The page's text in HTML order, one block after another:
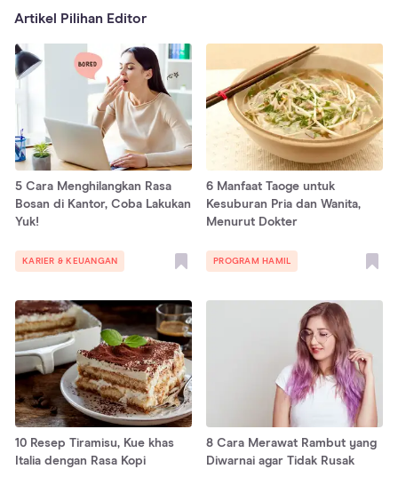
Artikel Pilihan Editor
5 Cara Menghilangkan Rasa
Bosan di Kantor, Coba Lakukan
Yuk!
KARIER & KEUANGAN
6 Manfaat Taoge untuk
Kesuburan Pria dan Wanita,
Menurut Dokter
PROGRAM HAMIL
10 Resep Tiramisu, Kue khas
Italia dengan Rasa Kopi
8 Cara Merawat Rambut yang
Diwarnai agar Tidak Rusak